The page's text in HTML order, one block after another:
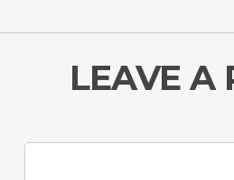
LEAVE A